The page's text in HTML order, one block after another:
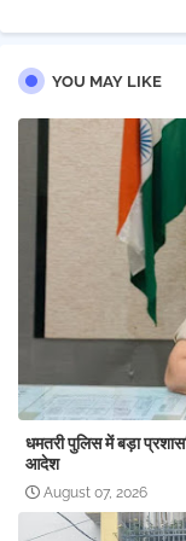
YOU MAY LIKE
धमतरी पुलिस में बड़ा
आदेश
August 07, 2026